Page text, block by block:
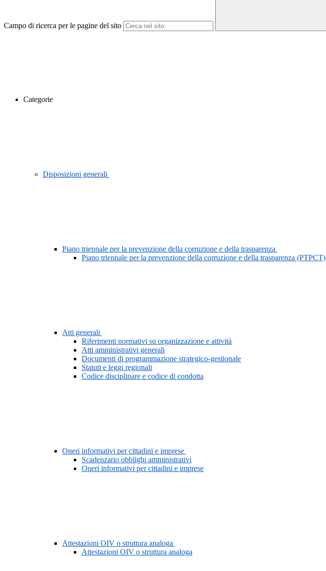
Campo di ricerca per le pagine del sito
Categorie
Disposizioni generali
Piano triennale per la prevenzione della corruzione e della trasparenza
Piano triennale per la prevenzione della corruzione e della trasparenza (PTPCT)
Atti generali
Riferimenti normativi su organizzazione e attività
Atti amministrativi generali
Documenti di programmazione strategico-gestionale
Statuti e leggi regionali
Codice disciplinare e codice di condotta
Oneri informativi per cittadini e imprese
Scadenzario obblighi amministrativi
Oneri informativi per cittadini e imprese
Attestazioni OIV o struttura analoga
Attestazioni OIV o struttura analoga